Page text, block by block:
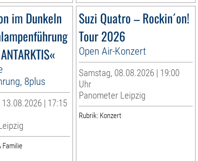
im Dunkeln
8plus
| 17:15
Familie
Suzi Quatro – Rockin´on!
Tour 2026
Open Air-Konzert
Samstag, 08.08.2026 | 19:00
Uhr
Panometer Leipzig
Rubrik: Konzert